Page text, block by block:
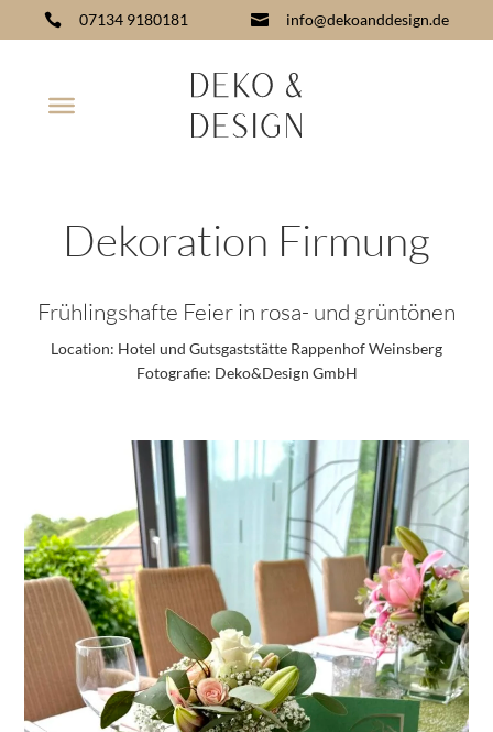
 07134 9180181  info@dekoanddesign.de
Dekoration Firmung
Frühlingshafte Feier in rosa- und grüntönen
Location: Hotel und Gutsgaststätte Rappenhof Weinsberg
Fotografie: Deko&Design GmbH